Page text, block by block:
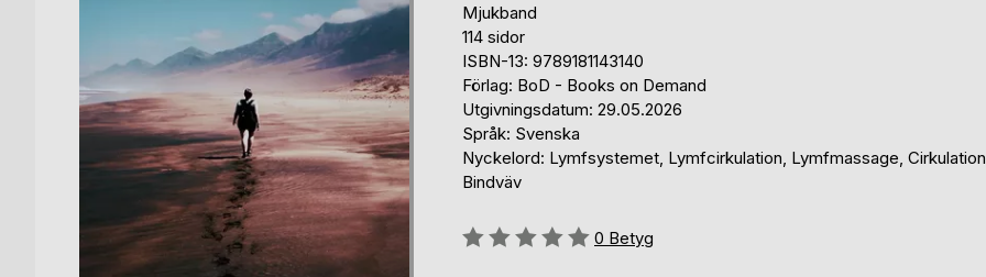
Mjukband
114 sidor
ISBN-13: 9789181143140
Förlag: BoD - Books on Demand
Utgivningsdatum: 29.05.2026
Språk: Svenska
Nyckelord: Lymfsystemet, Lymfcirkulation, Lymfmassage,
Bindväv
Betyg::
0 Betyg